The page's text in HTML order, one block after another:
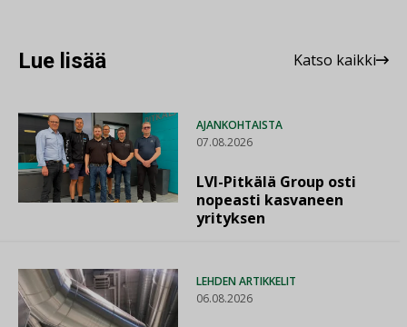
Lue lisää Katso kaikki
AJANKOHTAISTA
07.08.2026
LVI-Pitkälä Group osti
nopeasti kasvaneen
yrityksen
LEHDEN ARTIKKELIT
06.08.2026